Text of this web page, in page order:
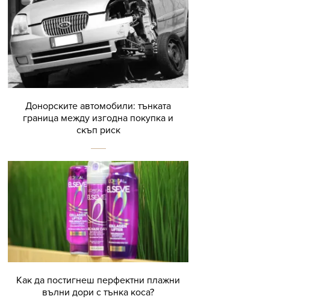
Донорските автомобили: тънката
граница между изгодна покупка и
скъп риск
Как да постигнеш перфектни плажни
вълни дори с тънка коса?